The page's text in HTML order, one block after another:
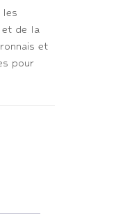
les
et de la
et
pour